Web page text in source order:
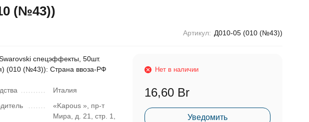
(№43))
Артикул: Д010-05 (010 (№43))
спецэффекты, 50шт.
(010 (№43)): Страна ввоза-РФ
Италия
«Kapous », пр-т
Мира, д. 21, стр. 1,
Нет в наличии
16,60 Br
Уведомить